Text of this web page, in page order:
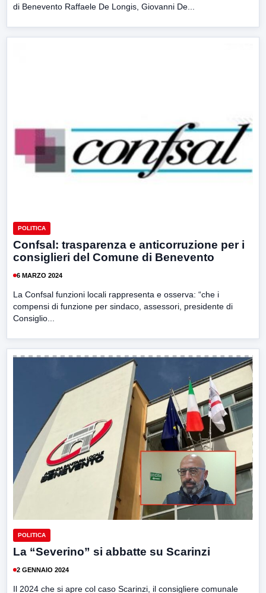
di Benevento Raffaele De Longis, Giovanni De...
POLITICA
Confsal: trasparenza e anticorruzione per i
consiglieri del Comune di Benevento
6 MARZO 2024
La Confsal funzioni locali rappresenta e osserva: “che i
compensi di funzione per sindaco, assessori, presidente di
Consiglio...
POLITICA
La “Severino” si abbatte su Scarinzi
2 GENNAIO 2024
Il 2024 che si apre col caso Scarinzi, il consigliere comunale